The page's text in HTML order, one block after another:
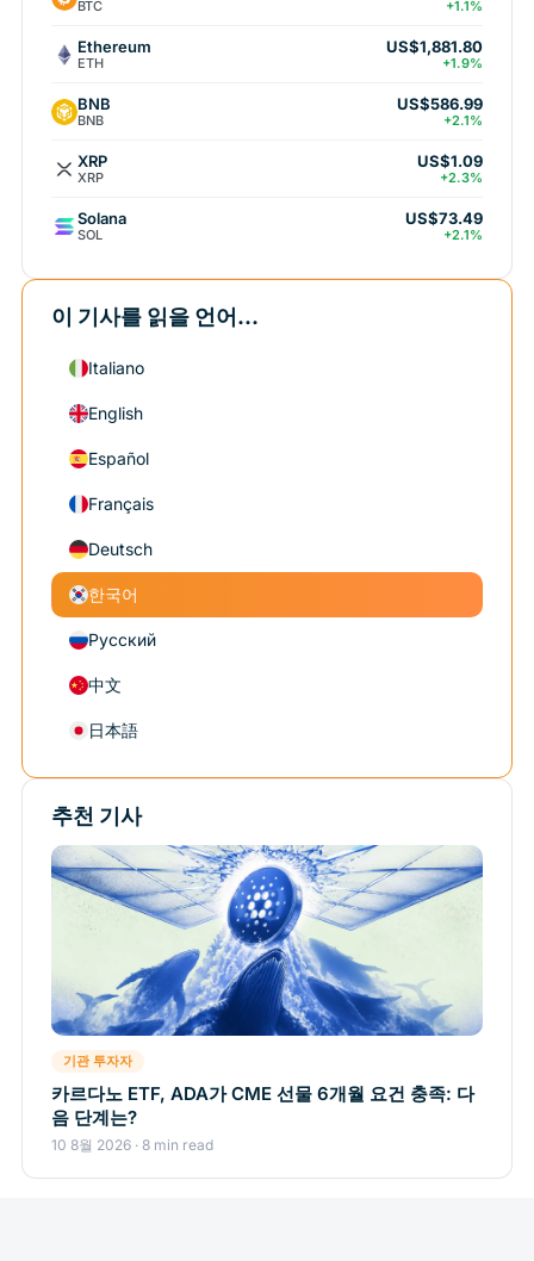
BTC +1.1%
Ethereum
ETH
US$1,881.80
+1.9%
BNB
BNB
US$586.99
+2.1%
XRP
XRP
US$1.09
+2.3%
Solana
SOL
US$73.49
+2.1%
이 기사를 읽을 언어...
Italiano
English
Español
Français
Deutsch
한국어
Русский
中文
日本語
추천 기사
기관 투자자
카르다노 ETF, ADA가 CME 선물 6개월 요건 충족: 다
음 단계는?
10 8월 2026 · 8 min read